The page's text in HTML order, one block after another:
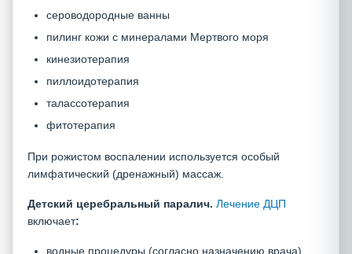
сероводородные ванны
пилинг кожи с минералами Мертвого моря
кинезиотерапия
пиллоидотерапия
талассотерапия
фитотерапия
При рожистом воспалении используется особый
лимфатический (дренажный) массаж.
Детский церебральный паралич. Лечение ДЦП
включает:
водные процедуры (согласно назначению врача)